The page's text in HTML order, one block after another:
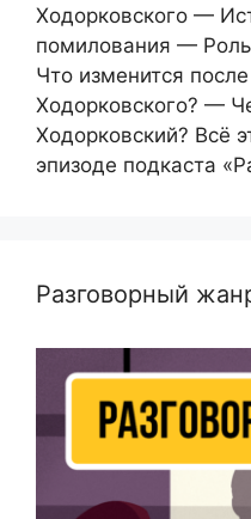
Ходорковского —
помилования —
Что изменится
Ходорковского? —
Ходорковский? Всё
эпизоде подкаста
Разговорный